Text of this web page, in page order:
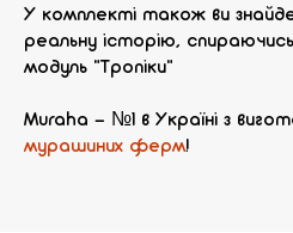
У комплекті також ви
реальну історію,
модуль "Тропіки"
Muraha - №1 в Україні з
мурашиних ферм!